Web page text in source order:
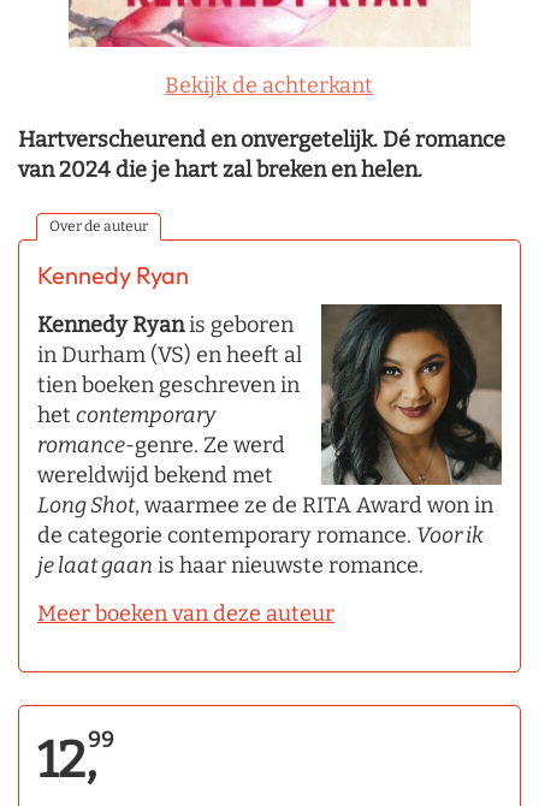
Bekijk de achterkant
Hartverscheurend en onvergetelijk. Dé romance
van 2024 die je hart zal breken en helen.
Over de auteur
Kennedy Ryan
Kennedy Ryanis geboren
in Durham (VS) en heeft al
tien boeken geschreven in
het contemporary
romance-genre. Ze werd
wereldwijd bekend met
Long Shot, waarmee ze de RITA Award won in
de categorie contemporary romance. Voor ik
je laat gaan is haar nieuwste romance.
Meer boeken van deze auteur
12,99